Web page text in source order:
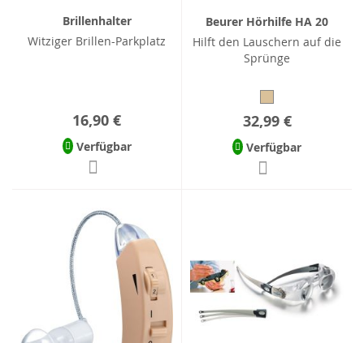
Brillenhalter
Witziger Brillen-Parkplatz
16,90 €
Verfügbar
Beurer Hörhilfe HA 20
Hilft den Lauschern auf die
Sprünge
32,99 €
Verfügbar